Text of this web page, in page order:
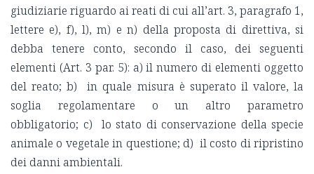
giudiziarie riguardo ai reati di cui all’art. 3, paragrafo 1,
lettere e), f), l), m) e n) della proposta di direttiva, si
debba tenere conto, secondo il caso, dei seguenti
elementi (Art. 3 par. 5): a) il numero di elementi oggetto
del reato; b) in quale misura è superato il valore, la
soglia regolamentare o un altro parametro
obbligatorio; c) lo stato di conservazione della specie
animale o vegetale in questione; d) il costo di ripristino
dei danni ambientali.